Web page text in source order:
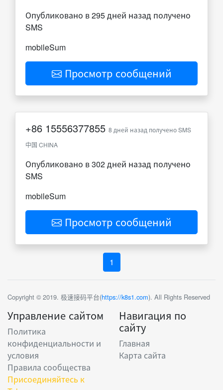
Опубликовано в 295 дней назад получено
SMS
mobileSum
Просмотр сообщений
+86 15556377855 8 дней назад получено SMS
中国 CHINA
Опубликовано в 302 дней назад получено
SMS
mobileSum
Просмотр сообщений
1
Copyright © 2019. 极速接码平台(https://k8s1.com). All Rights Reserved
Управление сайтом
Политика
конфиденциальности и
условия
Правила сообщества
Присоединяйтесь к
Навигация по
сайту
Главная
Карта сайта